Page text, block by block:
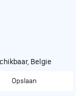
Belgie
Opslaan